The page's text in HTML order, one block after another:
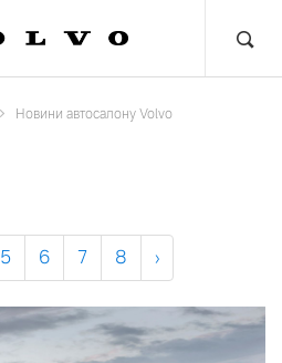
Новини автосалону Volvo
5 6 7 8 ›